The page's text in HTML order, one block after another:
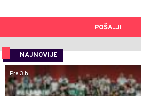
POŠALJI
NAJNOVIJE
Pre 3 h